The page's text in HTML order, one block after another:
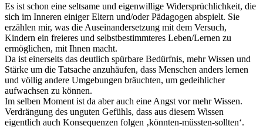
Es ist schon eine seltsame und eigenwillige Widersprüchlichkeit, die
sich im Inneren einiger Eltern und/oder Pädagogen abspielt. Sie
erzählen mir, was die Auseinandersetzung mit dem Versuch,
Kindern ein freieres und selbstbestimmteres Leben/Lernen zu
ermöglichen, mit Ihnen macht.
Da ist einerseits das deutlich spürbare Bedürfnis, mehr Wissen und
Stärke um die Tatsache anzuhäufen, dass Menschen anders lernen
und völlig andere Umgebungen bräuchten, um gedeihlicher
aufwachsen zu können.
Im selben Moment ist da aber auch eine Angst vor mehr Wissen.
Verdrängung des unguten Gefühls, dass aus diesem Wissen
eigentlich auch Konsequenzen folgen ‚könnten-müssten-sollten‘.